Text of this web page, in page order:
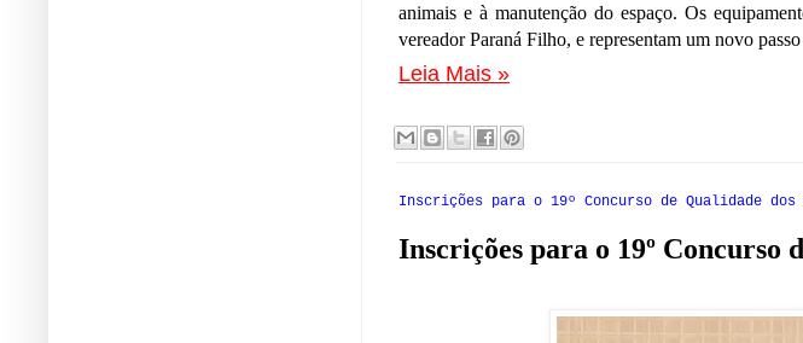
animais e à manutenção do espaço. Os
vereador Paraná Filho, e representam um novo
Leia Mais »
Inscrições para o 19º Concurso de Qualidade dos
Inscrições para o 19º Concurso